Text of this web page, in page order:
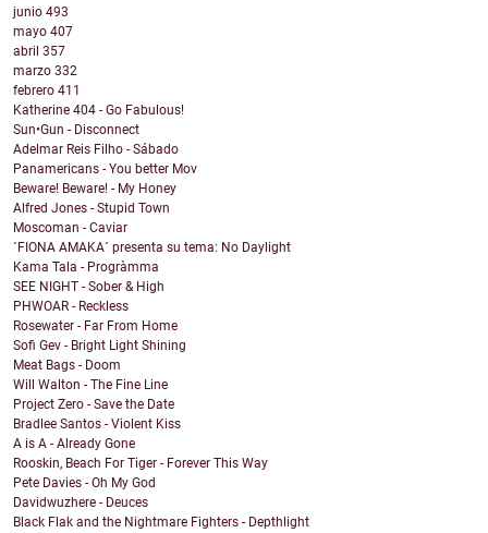
junio 493
mayo 407
abril 357
marzo 332
febrero 411
Katherine 404 - Go Fabulous!
Sun•Gun - Disconnect
Adelmar Reis Filho - Sábado
Panamericans - You better Mov
Beware! Beware! - My Honey
Alfred Jones - Stupid Town
Moscoman - Caviar
´FIONA AMAKA´ presenta su tema: No Daylight
Kama Tala - Progràmma
SEE NIGHT - Sober & High
PHWOAR - Reckless
Rosewater - Far From Home
Sofi Gev - Bright Light Shining
Meat Bags - Doom
Will Walton - The Fine Line
Project Zero - Save the Date
Bradlee Santos - Violent Kiss
A is A - Already Gone
Rooskin, Beach For Tiger - Forever This Way
Pete Davies - Oh My God
Davidwuzhere - Deuces
Black Flak and the Nightmare Fighters - Depthlight